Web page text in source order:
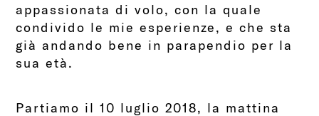
appassionata di volo, con la quale
condivido le mie esperienze, e che sta
già andando bene in parapendio per la
sua età.
Partiamo il 10 luglio 2018, la mattina